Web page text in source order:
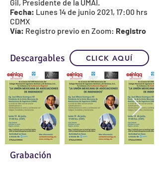
Gil, Presidente de la UMAI.
Fecha: Lunes 14 de junio 2021, 17:00 hrs
CDMX
Vía: Registro previo en Zoom: Registro
Descargables CLICK AQUÍ
Grabación